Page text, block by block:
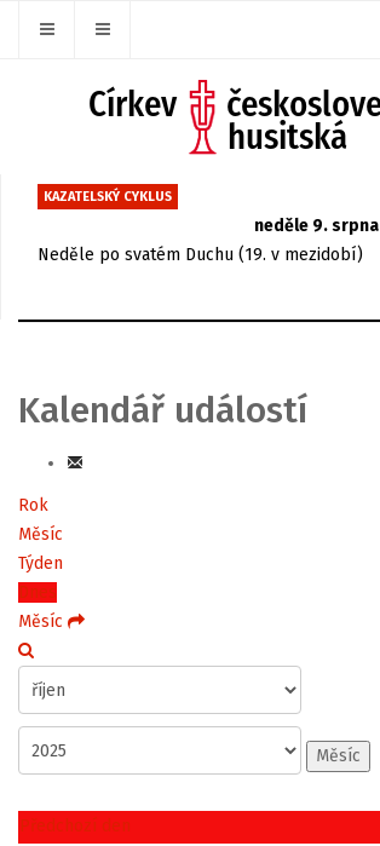
KAZATELSKÝ CYKLUS
neděle 9. srpna
Neděle po svatém Duchu (19. v mezidobí)
Kalendář událostí
Rok
Měsíc
Týden
Dnes
Měsíc
Měsíc
Předchozí den